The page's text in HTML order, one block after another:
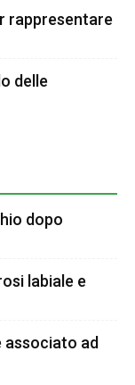
rappresentare
delle
dopo
labiale e
associato ad